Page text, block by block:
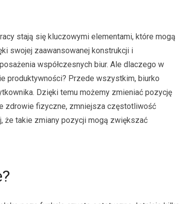
stają się kluczowymi elementami, które mogą
swojej zaawansowanej konstrukcji i
współczesnych biur. Ale dlaczego w
produktywności? Przede wszystkim, biurko
Dzięki temu możemy zmieniać pozycję
zdrowie fizyczne, zmniejsza częstotliwość
że takie zmiany pozycji mogą zwiększać